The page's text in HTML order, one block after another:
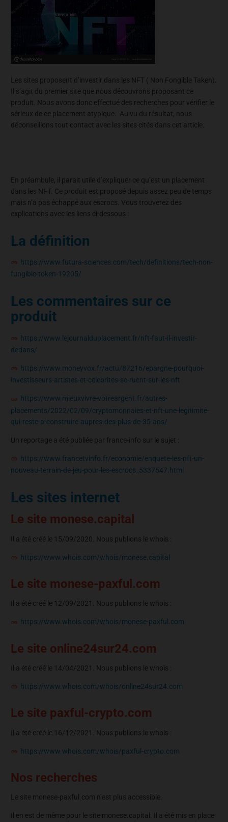
Les sites proposent d’investir dans les NFT ( Non Fongible Taken).
Il s’agit du premier site que nous découvrons proposant ce
produit. Nous avons donc effectué des recherches pour vérifier le
sérieux de ce placement atypique. Au vu du résultat, nous
déconseillons tout contact avec les sites cités dans cet article.
En préambule, il parait utile d’expliquer ce qu’est un placement
dans les NFT. Ce produit est proposé depuis assez peu de temps
mais n’a pas échappé aux escrocs. Vous trouverez des
explications avec les liens ci-dessous :
La définition
https://www.futura-sciences.com/tech/definitions/tech-non-
fungible-token-19205/
Les commentaires sur ce
produit
https://www.lejournalduplacement.fr/nft-faut-il-investir-
dedans/
https://www.moneyvox.fr/actu/87216/epargne-pourquoi-
investisseurs-artistes-et-celebrites-se-ruent-sur-les-nft
https://www.mieuxvivre-votreargent.fr/autres-
placements/2022/02/09/cryptomonnaies-et-nft-une-legitimite-
qui-reste-a-construire-aupres-des-plus-de-35-ans/
Un reportage a été publiée par france-info sur le sujet :
https://www.francetvinfo.fr/economie/enquete-les-nft-un-
nouveau-terrain-de-jeu-pour-les-escrocs_5337547.html
Les sites internet
Le site monese.capital
Il a été créé le 15/09/2020. Nous publions le whois :
https://www.whois.com/whois/monese.capital
Le site monese-paxful.com
Il a été créé le 12/09/2021. Nous publions le whois :
https://www.whois.com/whois/monese-paxful.com
Le site online24sur24.com
Il a été créé le 14/04/2021. Nous publions le whois :
https://www.whois.com/whois/online24sur24.com
Le site paxful-crypto.com
Il a été créé le 16/12/2021. Nous publions le whois :
https://www.whois.com/whois/paxful-crypto.com
Nos recherches
Le site monese-paxful.com n’est plus accessible.
Il en est de même pour le site monese.capital. Il a été mis en place